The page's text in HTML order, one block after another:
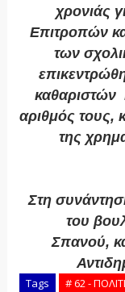
χρονιάς
Επιτροπών
των
καθαριστών
αριθμός τους,
της
Στη
του
Σπανού,
Tags # 62 -